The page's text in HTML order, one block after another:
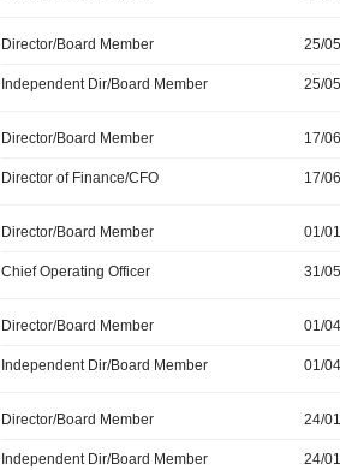
Director/Board Member 25/
Independent Dir/Board Member 25/
Director/Board Member 17/
Director of Finance/CFO 17/
Director/Board Member 01/
Chief Operating Officer 31/
Director/Board Member 01/
Independent Dir/Board Member 01/
Director/Board Member 24/
Independent Dir/Board Member 24/